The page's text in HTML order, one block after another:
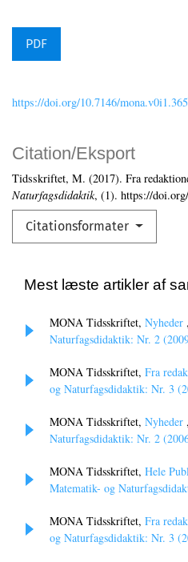
PDF
Citation/Eksport
Tidsskriftet, M. (2017). Fra
Naturfagsdidaktik, (1). https://
Citationsformater
https://doi.org/10.7146/
Mest læste artikler af
MONA Tidsskriftet, Nyheder ,
Naturfagsdidaktik: Nr. 2
MONA Tidsskriftet, Fra
og Naturfagsdidaktik: Nr. 3
MONA Tidsskriftet, Nyheder ,
Naturfagsdidaktik: Nr. 2
MONA Tidsskriftet, Hele
Matematik- og
MONA Tidsskriftet, Fra
og Naturfagsdidaktik: Nr. 3